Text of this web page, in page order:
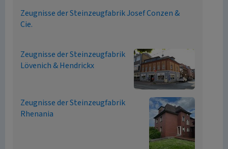
Zeugnisse der Steinzeugfabrik Josef Conzen &
Cie.
Zeugnisse der Steinzeugfabrik
Lövenich & Hendrickx
Zeugnisse der Steinzeugfabrik
Rhenania